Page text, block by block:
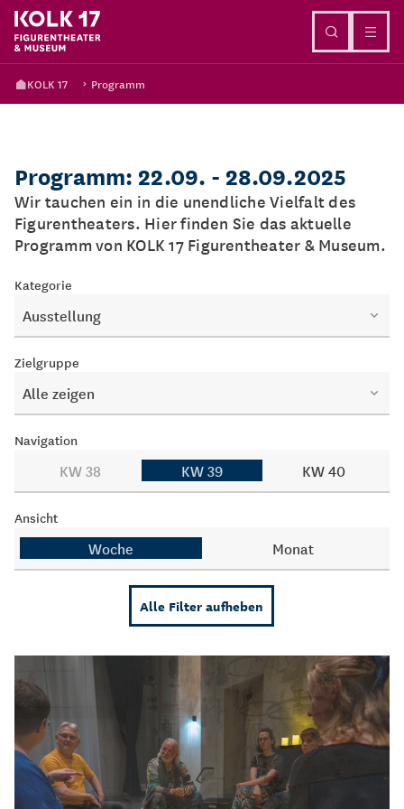
KOLK 17 Programm
Programm: 22.09. - 28.09.2025
Wir tauchen ein in die unendliche Vielfalt des
Figurentheaters. Hier finden Sie das aktuelle
Programm von KOLK 17 Figurentheater & Museum.
Kategorie
Ausstellung
Zielgruppe
Alle zeigen
Navigation
KW 38 KW 39 KW 40
Ansicht
Woche Monat
Alle Filter aufheben